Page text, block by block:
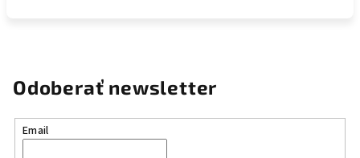
Odoberať newsletter
Email